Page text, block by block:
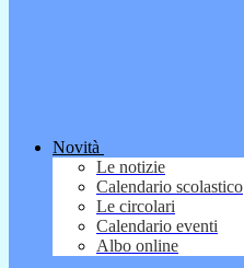
Novità
Le notizie
Calendario scolastico
Le circolari
Calendario eventi
Albo online